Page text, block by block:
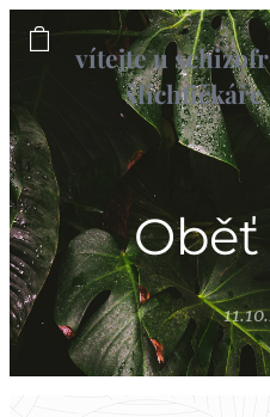
vítejte u
šlichťičkáře
Oběť